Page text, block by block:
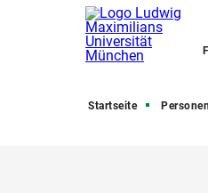
Startseite Personen